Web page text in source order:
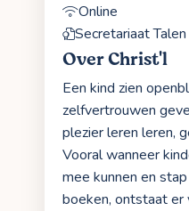
Online
Secretariaat Talen
Over Christ'l
Een kind zien
zelfvertrouwen
plezier leren leren,
Vooral wanneer
mee kunnen en
boeken, ontstaat er